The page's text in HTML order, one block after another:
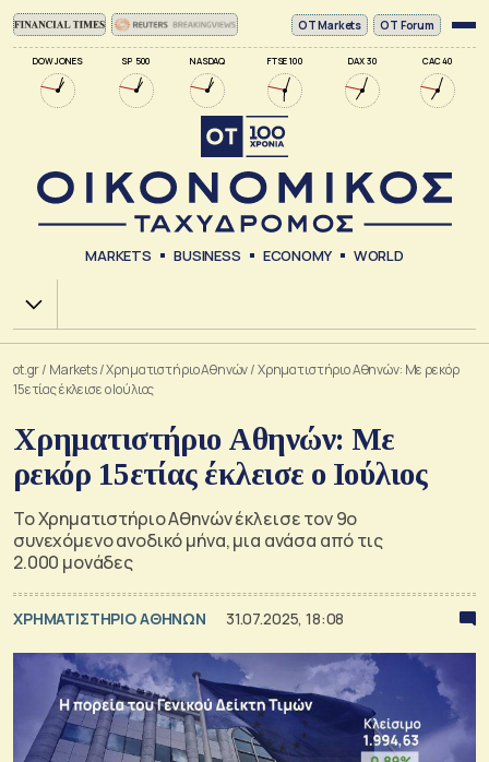
DOW JONES SP 500 NASDAQ FTSE 100 DAX 30 CAC 40
ΟΤ Markets OT Forum
MARKETS BUSINESS ECONOMY WORLD
Χ.Α.
ot.gr/ Markets/Xρηματιστήριο Αθηνών/Χρηματιστήριο Αθηνών: Με ρεκόρ
15ετίας έκλεισε ο Ιούλιος
Χρηματιστήριο Αθηνών: Με
ρεκόρ 15ετίας έκλεισε ο Ιούλιος
Το Χρηματιστήριο Αθηνών έκλεισε τον 9ο
συνεχόμενο ανοδικό μήνα, μια ανάσα από τις
2.000 μονάδες
XΡΗΜΑΤΙΣΤΗΡΙΟ ΑΘΗΝΩΝ 31.07.2025, 18:08